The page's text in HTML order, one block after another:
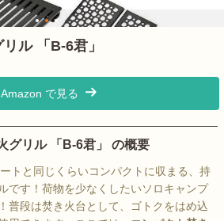
1
ル 「B-6君」
Amazon で見る
グリル 「B-6君」 の概要
トと同じくらいコンパクトに収まる、持
です！荷物を少なくしたいソロキャンプ
普段は焚き火台として、ゴトクをはめ込